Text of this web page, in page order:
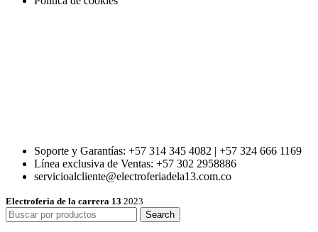
Soporte y Garantías: +57 314 345 4082 | +57 324 666 1169
Línea exclusiva de Ventas: +57 302 2958886
servicioalcliente@electroferiadela13.com.co
Electroferia de la carrera 13 2023
Search